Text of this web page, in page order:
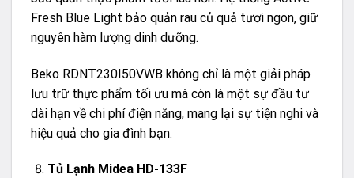
Fresh Blue Light bảo quản rau củ quả tươi ngon, giữ
nguyên hàm lượng dinh dưỡng.
Beko RDNT230I50VWB không chỉ là một giải pháp
lưu trữ thực phẩm tối ưu mà còn là một sự đầu tư
dài hạn về chi phí điện năng, mang lại sự tiện nghi và
hiệu quả cho gia đình bạn.
Tủ Lạnh Midea HD-133F